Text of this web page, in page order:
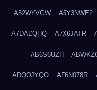
A52WYVGW A5Y3NWE2
A7DADQHQ A7X6JATR
AB6S6UZH
ADQOJYQO AF6N078R